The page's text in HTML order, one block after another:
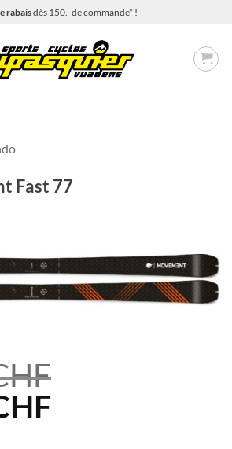
rabaisdès 150.- de commande* !
Fast 77
Le